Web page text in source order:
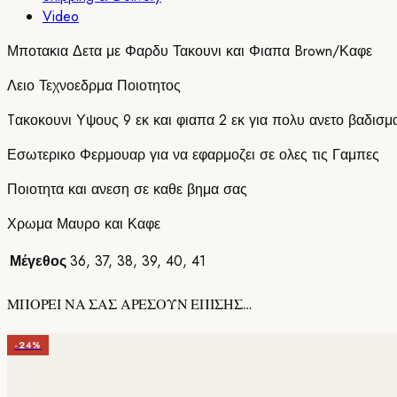
Video
Μποτακια Δετα με Φαρδυ Τακουνι και Φιαπα Brown/Καφε
Λειο Τεχνοεδρμα Ποιοτητος
Tακοκουνι Υψους 9 εκ και φιαπα 2 εκ για πολυ ανετο
Εσωτερικο Φερμουαρ για να εφαρμοζει σε ολες τις Γαμπες
Ποιοτητα και ανεση σε καθε βημα σας
Χρωμα Μαυρο και Καφε
Μέγεθος36, 37, 38, 39, 40, 41
ΜΠΟΡΕΙ ΝΑ ΣΑΣ ΑΡΕΣΟΥΝ ΕΠΙΣΗΣ…
-24%